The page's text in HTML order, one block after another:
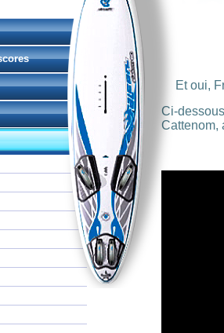
Et oui,
Ci-
Cattenom,